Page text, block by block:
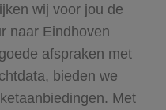
wij voor jou de
naar Eindhoven
afspraken met
bieden we
Met